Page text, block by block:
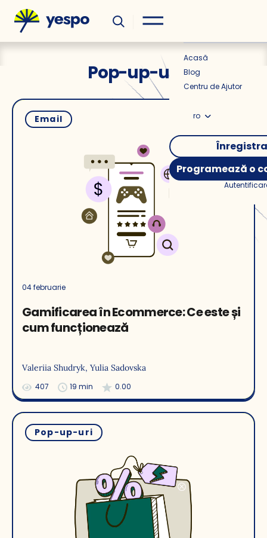
Acasă
Blog
Centru de Ajutor
ro
Programează o
Pop-up-uri
Email
04 februarie
Gamificarea în Ecommerce: Ce este și
cum funcționează
Valeriia Shudryk, Yulia Sadovska
407 19 min 0.00
Pop-up-uri